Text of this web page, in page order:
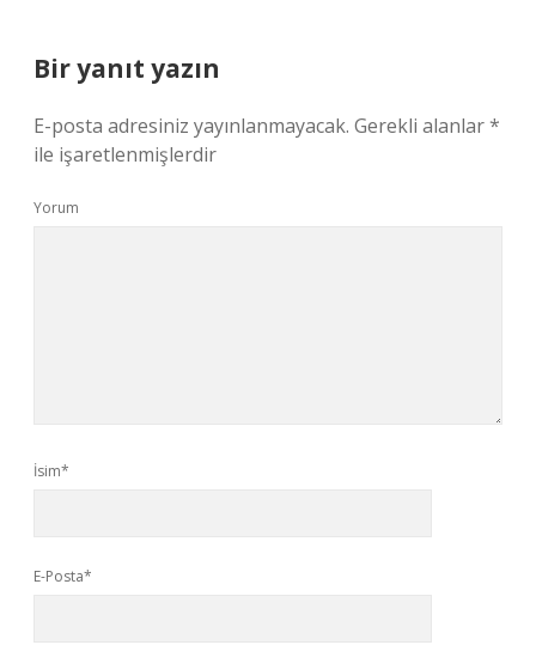
Bir yanıt yazın
E-posta adresiniz yayınlanmayacak. Gerekli alanlar*
ile işaretlenmişlerdir
Yorum
İsim*
E-Posta*